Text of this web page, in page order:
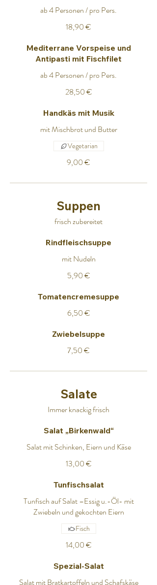
ab 4 Personen / pro Pers.
18,90 €
Mediterrane Vorspeise und
Antipasti mit Fischfilet
ab 4 Personen / pro Pers.
28,50 €
Handkäs mit Musik
mit Mischbrot und Butter
9,00 €
Vegetarian
Suppen
frisch zubereitet
Rindfleischsuppe
mit Nudeln
5,90 €
Tomatencremesuppe
6,50 €
Zwiebelsuppe
7,50 €
Salate
Immer knackig frisch
Salat „Birkenwald“
Salat mit Schinken, Eiern und Käse
13,00 €
Tunfischsalat
Tunfisch auf Salat –Essig u.-Öl- mit
Zwiebeln und gekochten Eiern
14,00 €
Fisch
Spezial-Salat
Salat mit Bratkartoffeln und Schafskäse